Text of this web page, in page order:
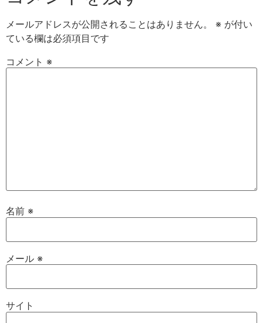
メールアドレスが公開されることはありません。 ※ が付い
ている欄は必須項目です
コメント ※
名前 ※
メール ※
サイト